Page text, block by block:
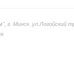
г. Минск. ул.Логойский